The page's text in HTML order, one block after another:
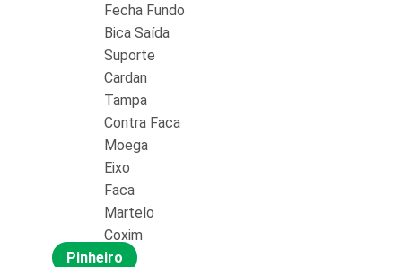
Fecha Fundo
Bica Saída
Suporte
Cardan
Tampa
Contra Faca
Moega
Eixo
Faca
Martelo
Coxim
Pinheiro